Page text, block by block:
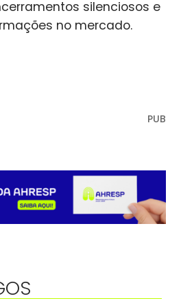
silenciosos e
no mercado.
PUB